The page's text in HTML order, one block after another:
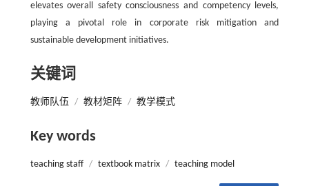
elevates overall safety consciousness and competency levels,
playing a pivotal role in corporate risk mitigation and
sustainable development initiatives.
关键词
教师队伍 / 教材矩阵 / 教学模式
Key words
teaching staff / textbook matrix / teaching model